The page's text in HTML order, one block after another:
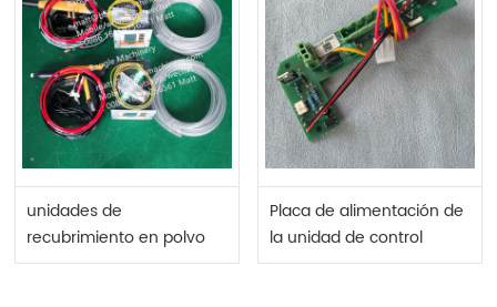
unidades de
recubrimiento en polvo
gema CG08+GA03
Placa de alimentación de
la unidad de control
Gema CG08 CG13